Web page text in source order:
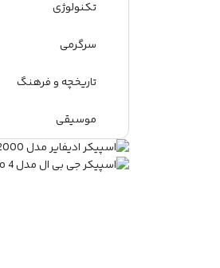
تکنولوژی
سرگرمی
تاریخچه و فرهنگ
موسیقی
اطلاعات عمومی